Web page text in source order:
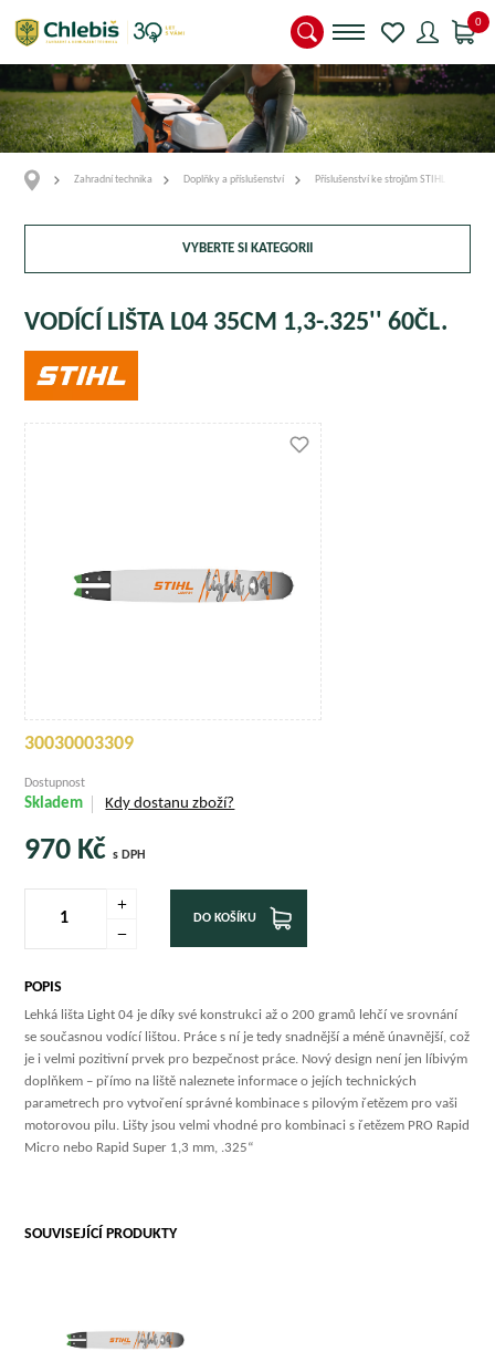
0
Zahradní technika Doplňky a příslušenství Příslušenství ke strojům STIHL
VYBERTE SI KATEGORII
VODÍCÍ LIŠTA L04 35CM 1,3-.325'' 60ČL.
30030003309
Dostupnost
Skladem Kdy dostanu zboží?
970 Kčs DPH
DO KOŠÍKU
POPIS
Lehká lišta Light 04 je díky své konstrukci až o 200 gramů lehčí ve srovnání
se současnou vodící lištou. Práce s ní je tedy snadnější a méně únavnější, což
je i velmi pozitivní prvek pro bezpečnost práce. Nový design není jen líbivým
doplňkem – přímo na liště naleznete informace o jejích technických
parametrech pro vytvoření správné kombinace s pilovým řetězem pro vaši
motorovou pilu. Lišty jsou velmi vhodné pro kombinaci s řetězem PRO Rapid
Micro nebo Rapid Super 1,3 mm, .325“
SOUVISEJÍCÍ PRODUKTY